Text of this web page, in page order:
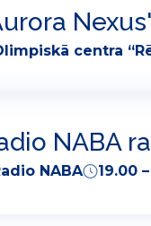
centra
NABA
NABA 19.00